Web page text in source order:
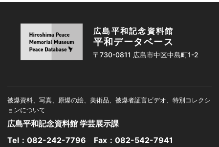
広島平和記念資料館
平和データベース
〒730-0811 広島市中区中島町1-2
被爆資料、写真、原爆の絵、美術品、被爆者証言ビデオ、特別コレクシ
ョンについて
広島平和記念資料館 学芸展示課
Tel： 082-242-7796 Fax：082-542-7941